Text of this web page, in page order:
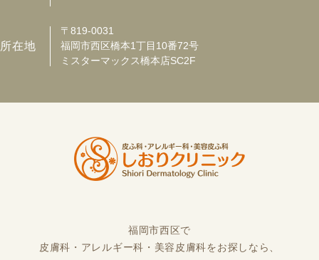
所在地
〒819-0031
福岡市西区橋本1丁目10番72号
ミスターマックス橋本店SC2F
福岡市西区で
皮膚科・アレルギー科・美容皮膚科をお探しなら、